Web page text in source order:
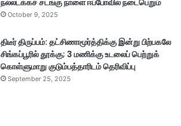
நல்லடக்கச் சடங்கு நாளை ஈப்போவில் நடைபெறும்
October 9, 2025
திடீர் திருப்பம்: தட்சிணாமூர்த்திக்கு இன்று பிற்பகலே
சிங்கப்பூரில் தூக்கு; 3 மணிக்கு உடலைப் பெற்றுக்
கொள்ளுமாறு குடும்பத்தாரிடம் தெரிவிப்பு
September 25, 2025